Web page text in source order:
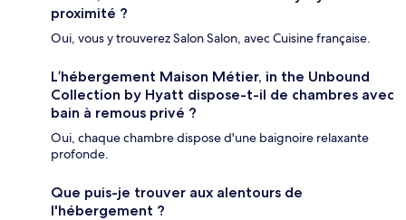
proximité ?
Oui, vous y trouverez Salon Salon, avec Cuisine française.
L’hébergement Maison Métier, in the Unbound
Collection by Hyatt dispose-t-il de chambres avec
bain à remous privé ?
Oui, chaque chambre dispose d'une baignoire relaxante
profonde.
Que puis-je trouver aux alentours de
l'hébergement ?